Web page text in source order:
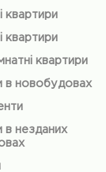
квартири
квартири
квартири
в новобудовах
в незданих